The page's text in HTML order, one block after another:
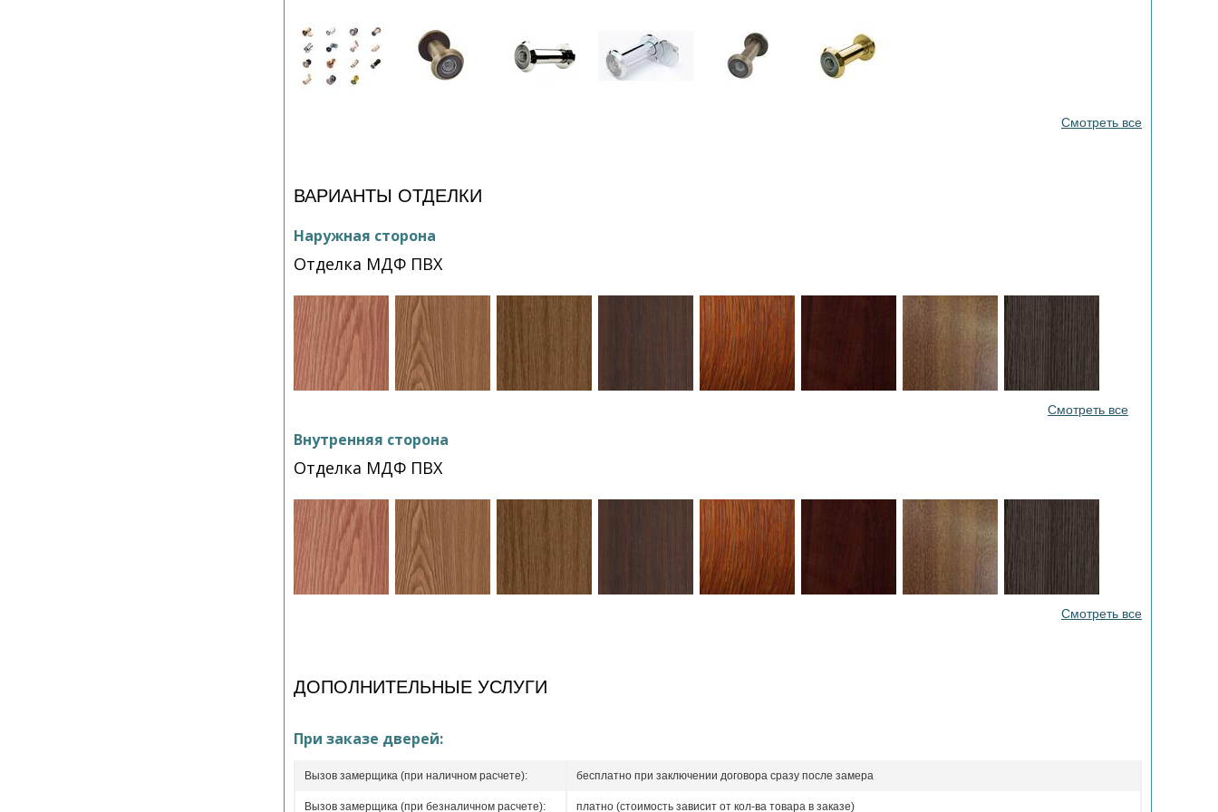
Смотреть все
ВАРИАНТЫ ОТДЕЛКИ
Наружная сторона
Отделка МДФ ПВХ
Смотреть все
Внутренняя сторона
Отделка МДФ ПВХ
Смотреть все
ДОПОЛНИТЕЛЬНЫЕ УСЛУГИ
При заказе дверей:
Вызов замерщика (при наличном расчете): бесплатно при заключении договора сразу после замера
Вызов замерщика (при безналичном расчете): платно (стоимость зависит от кол-ва товара в заказе)